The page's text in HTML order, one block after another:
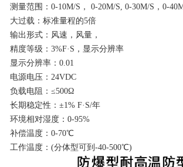
测量范围：0-10M/S， 0-20M/S, 0-30M/S，0-
大过载：标准量程的5倍
输出形式：风速，风量，
精度等级：3%F·S，显示分辨率
显示分辨率：0.01
电源电压：24VDC
负载电阻：≤500Ω
长期稳定性：±1% F·S/年
环境相对湿度：0-95%
补偿温度：0-70℃
工作温度：(分体型可到-40-500℃)